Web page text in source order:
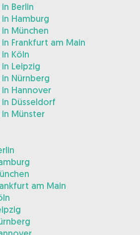
Berlin
Hamburg
München
Frankfurt am Main
Köln
Leipzig
Nürnberg
Hannover
Düsseldorf
Münster
am Main